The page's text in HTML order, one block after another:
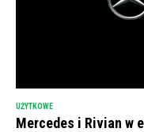
UŻYTKOWE
Mercedes i Rivian w